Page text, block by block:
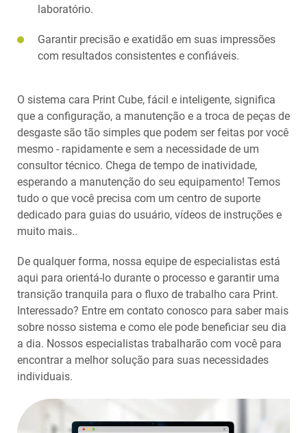
laboratório.
Garantir precisão e exatidão em suas impressões
com resultados consistentes e confiáveis.
O sistema cara Print Cube, fácil e inteligente, significa
que a configuração, a manutenção e a troca de peças de
desgaste são tão simples que podem ser feitas por você
mesmo - rapidamente e sem a necessidade de um
consultor técnico. Chega de tempo de inatividade,
esperando a manutenção do seu equipamento! Temos
tudo o que você precisa com um centro de suporte
dedicado para guias do usuário, vídeos de instruções e
muito mais..
De qualquer forma, nossa equipe de especialistas está
aqui para orientá-lo durante o processo e garantir uma
transição tranquila para o fluxo de trabalho cara Print.
Interessado? Entre em contato conosco para saber mais
sobre nosso sistema e como ele pode beneficiar seu dia
a dia. Nossos especialistas trabalharão com você para
encontrar a melhor solução para suas necessidades
individuais.